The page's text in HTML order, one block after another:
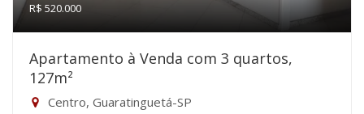
R$ 520.000
Apartamento à Venda com 3 quartos,
127m²
Centro, Guaratinguetá-SP